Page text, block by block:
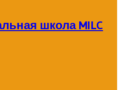
школа MILC